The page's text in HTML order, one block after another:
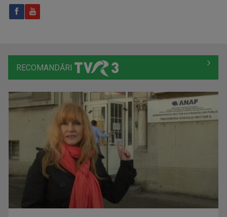
Sâmbătă, ora 12.00
ALEXANDRU PUGNA
RECOMANDĂRI